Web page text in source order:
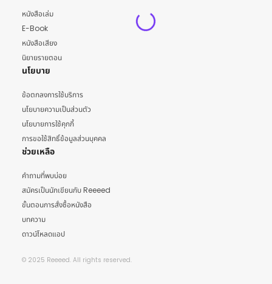
หนังสือเล่ม
E-Book
หนังสือเสียง
นิยายรายตอน
นโยบาย
ข้อตกลงการใช้บริการ
นโยบายความเป็นส่วนตัว
นโยบายการใช้คุกกี้
การขอใช้สิทธิ์ข้อมูลส่วนบุคคล
ช่วยเหลือ
คำถามที่พบบ่อย
สมัครเป็นนักเขียนกับ Reeeed
ขั้นตอนการสั่งซื้อหนังสือ
บทความ
ดาวน์โหลดแอป
© 2025 Reeeed. All rights reserved.